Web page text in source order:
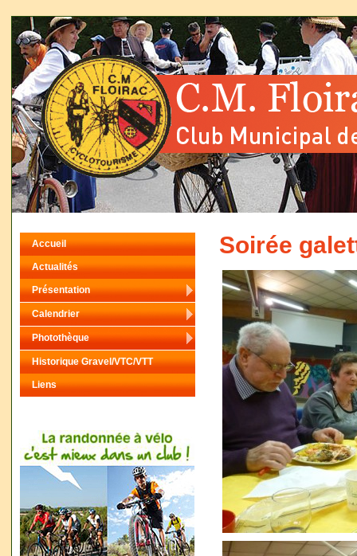
Soirée
Accueil
Actualités
Présentation
Calendrier
Photothèque
Historique Gravel/VTC/VTT
Liens